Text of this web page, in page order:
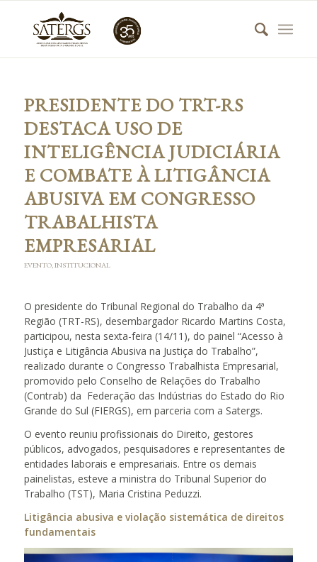
PRESIDENTE DO TRT-RS
DESTACA USO DE
INTELIGÊNCIA JUDICIÁRIA
E COMBATE À LITIGÂNCIA
ABUSIVA EM CONGRESSO
TRABALHISTA
EMPRESARIAL
EVENTO,INSTITUCIONAL
O presidente do Tribunal Regional do Trabalho da 4ª
Região (TRT-RS), desembargador Ricardo Martins Costa,
participou, nesta sexta-feira (14/11), do painel “Acesso à
Justiça e Litigância Abusiva na Justiça do Trabalho”,
realizado durante o Congresso Trabalhista Empresarial,
promovido pelo Conselho de Relações do Trabalho
(Contrab) da Federação das Indústrias do Estado do Rio
Grande do Sul (FIERGS), em parceria com a Satergs.
O evento reuniu profissionais do Direito, gestores
públicos, advogados, pesquisadores e representantes de
entidades laborais e empresariais. Entre os demais
painelistas, esteve a ministra do Tribunal Superior do
Trabalho (TST), Maria Cristina Peduzzi.
Litigância abusiva e violação sistemática de direitos
fundamentais